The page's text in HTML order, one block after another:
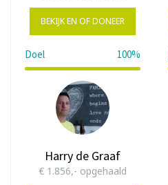
BEKIJK EN OF DONEER
Doel 100%
100%
Harry de Graaf
€ 1.856,- opgehaald